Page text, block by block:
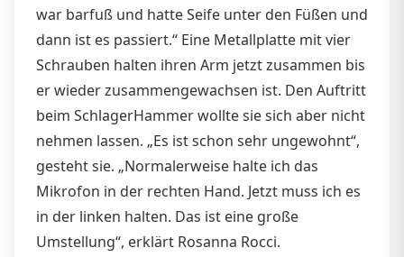
war barfuß und hatte Seife unter den Füßen und
dann ist es passiert.“ Eine Metallplatte mit vier
Schrauben halten ihren Arm jetzt zusammen bis
er wieder zusammengewachsen ist. Den Auftritt
beim SchlagerHammer wollte sie sich aber nicht
nehmen lassen. „Es ist schon sehr ungewohnt“,
gesteht sie. „Normalerweise halte ich das
Mikrofon in der rechten Hand. Jetzt muss ich es
in der linken halten. Das ist eine große
Umstellung“, erklärt Rosanna Rocci.